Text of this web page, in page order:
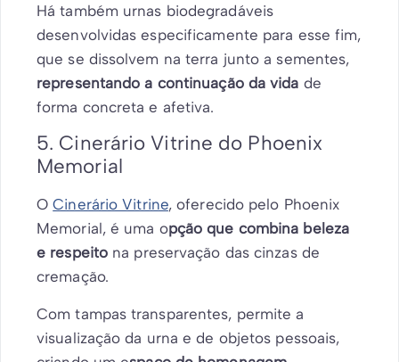
Há também urnas biodegradáveis
desenvolvidas especificamente para esse fim,
que se dissolvem na terra junto a sementes,
representando a continuação da vida de
forma concreta e afetiva.
5. Cinerário Vitrine do Phoenix
Memorial
OCinerário Vitrine, oferecido pelo Phoenix
Memorial, é uma opção que combina beleza
e respeito na preservação das cinzas de
cremação.
Com tampas transparentes, permite a
visualização da urna e de objetos pessoais,